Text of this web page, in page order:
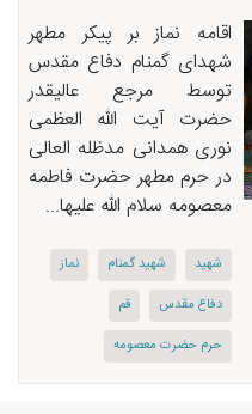
اقامه نماز بر پیكر مطهر
شهدای گمنام دفاع مقدس
توسط مرجع عالیقدر
حضرت آیت الله العظمی
نوری همدانی مدظله العالی
در حرم مطهر حضرت فاطمه
معصومه سلام الله علیها...
شهید شهید گمنام
نماز
دفاع مقدس
حرم حضرت معصومه